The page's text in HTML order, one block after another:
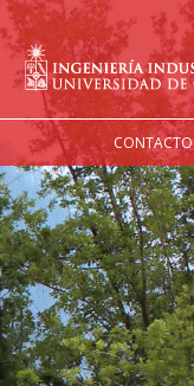
CONTACTO